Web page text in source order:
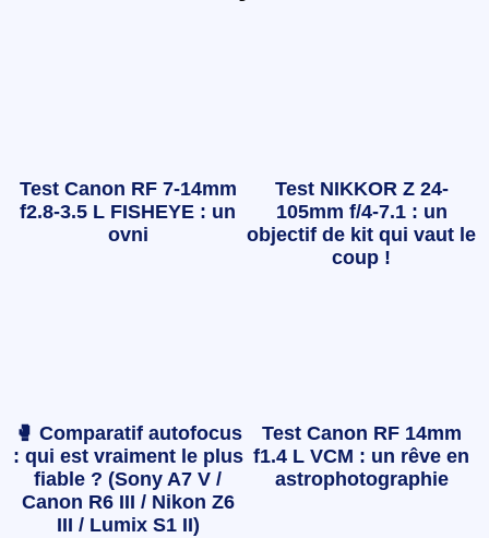
Test Canon RF 7-14mm
f2.8-3.5 L FISHEYE : un
ovni
Test NIKKOR Z 24-
105mm f/4-7.1 : un
objectif de kit qui vaut le
coup !
🥊 Comparatif autofocus
: qui est vraiment le plus
fiable ? (Sony A7 V /
Canon R6 III / Nikon Z6
III / Lumix S1 II)
Test Canon RF 14mm
f1.4 L VCM : un rêve en
astrophotographie